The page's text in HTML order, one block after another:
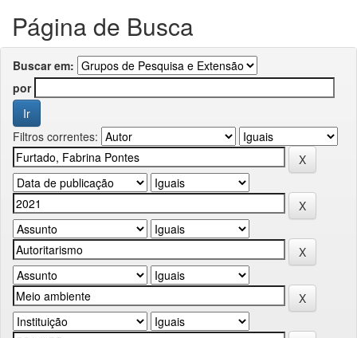
Página de Busca
Buscar em:
por
Filtros correntes: